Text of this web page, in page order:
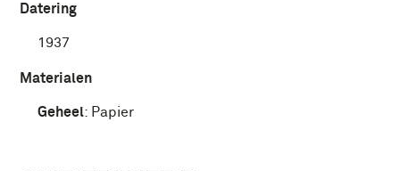
Datering
1937
Materialen
Geheel: Papier